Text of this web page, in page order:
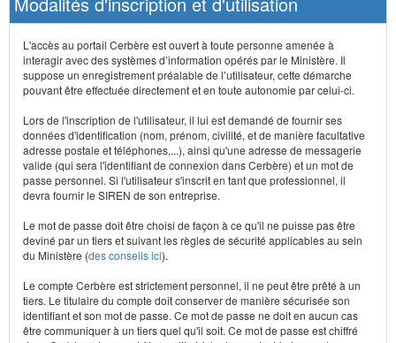
L'accès au portail Cerbère est ouvert à toute personne amenée à
interagir avec des systèmes d’information opérés par le Ministère. Il
suppose un enregistrement préalable de l’utilisateur, cette démarche
pouvant être effectuée directement et en toute autonomie par celui-ci.
Lors de l'inscription de l'utilisateur, il lui est demandé de fournir ses
données d'identification (nom, prénom, civilité, et de manière facultative
adresse postale et téléphones,...), ainsi qu'une adresse de messagerie
valide (qui sera l'identifiant de connexion dans Cerbère) et un mot de
passe personnel. Si l'utilisateur s'inscrit en tant que professionnel, il
devra fournir le SIREN de son entreprise.
Le mot de passe doit être choisi de façon à ce qu'il ne puisse pas être
deviné par un tiers et suivant les règles de sécurité applicables au sein
du Ministère (des conseils ici).
Le compte Cerbère est strictement personnel, il ne peut être prêté à un
tiers. Le titulaire du compte doit conserver de manière sécurisée son
identifiant et son mot de passe. Ce mot de passe ne doit en aucun cas
être communiquer à un tiers quel qu'il soit. Ce mot de passe est chiffré